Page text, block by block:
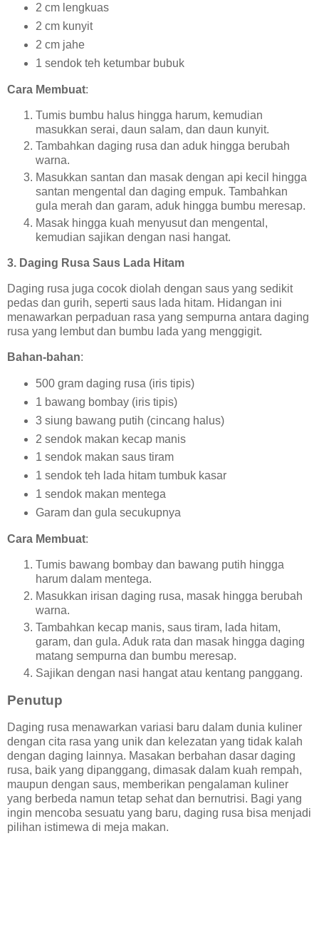
2 cm lengkuas
2 cm kunyit
2 cm jahe
1 sendok teh ketumbar bubuk
Cara Membuat:
Tumis bumbu halus hingga harum, kemudian
masukkan serai, daun salam, dan daun kunyit.
Tambahkan daging rusa dan aduk hingga berubah
warna.
Masukkan santan dan masak dengan api kecil hingga
santan mengental dan daging empuk. Tambahkan
gula merah dan garam, aduk hingga bumbu meresap.
Masak hingga kuah menyusut dan mengental,
kemudian sajikan dengan nasi hangat.
3. Daging Rusa Saus Lada Hitam
Daging rusa juga cocok diolah dengan saus yang sedikit
pedas dan gurih, seperti saus lada hitam. Hidangan ini
menawarkan perpaduan rasa yang sempurna antara daging
rusa yang lembut dan bumbu lada yang menggigit.
Bahan-bahan:
500 gram daging rusa (iris tipis)
1 bawang bombay (iris tipis)
3 siung bawang putih (cincang halus)
2 sendok makan kecap manis
1 sendok makan saus tiram
1 sendok teh lada hitam tumbuk kasar
1 sendok makan mentega
Garam dan gula secukupnya
Cara Membuat:
Tumis bawang bombay dan bawang putih hingga
harum dalam mentega.
Masukkan irisan daging rusa, masak hingga berubah
warna.
Tambahkan kecap manis, saus tiram, lada hitam,
garam, dan gula. Aduk rata dan masak hingga daging
matang sempurna dan bumbu meresap.
Sajikan dengan nasi hangat atau kentang panggang.
Penutup
Daging rusa menawarkan variasi baru dalam dunia kuliner
dengan cita rasa yang unik dan kelezatan yang tidak kalah
dengan daging lainnya. Masakan berbahan dasar daging
rusa, baik yang dipanggang, dimasak dalam kuah rempah,
maupun dengan saus, memberikan pengalaman kuliner
yang berbeda namun tetap sehat dan bernutrisi. Bagi yang
ingin mencoba sesuatu yang baru, daging rusa bisa menjadi
pilihan istimewa di meja makan.